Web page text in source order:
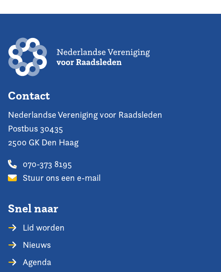
Contact
Nederlandse Vereniging voor Raadsleden
Postbus 30435
2500 GK Den Haag
070-373 8195
Stuur ons een e-mail
Snel naar
Lid worden
Nieuws
Agenda